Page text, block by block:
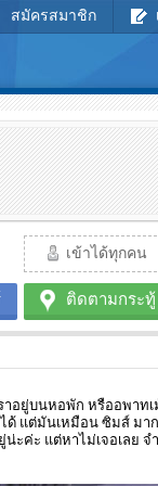
สมัครสมาชิก
เข้าได้ทุกคน
ติดตามกระทู้
อยู่บนหอพัก หรืออพาทเ
ด้ แต่มันเหมือน ซิมส์ มา
น่ะค่ะ แต่หาไม่เจอเลย จ